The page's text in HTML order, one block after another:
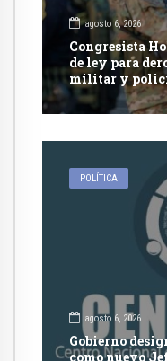
agosto 6, 2026
Congresista
de ley para
militar y
competencia
POLÍTICA
agosto 6, 2026
Gobierno
como nuevo